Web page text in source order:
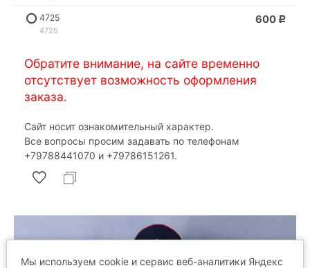
600 Р
4725
4725
Обратите внимание, на сайте временно
отсутствует возможность оформления
заказа.
Сайт носит ознакомительный характер.
Все вопросы просим задавать по телефонам
‎+79788441070 и ‎+79786151261.
Мы используем cookie и сервис веб-аналитики Яндекс